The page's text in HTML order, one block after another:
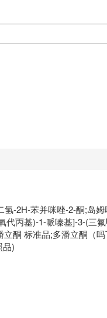
-2H-苯并咪唑-2-酮;岛
丙基)-1-哌嗪基]-3-(三
酮 标准品;多潘立酮（
品)